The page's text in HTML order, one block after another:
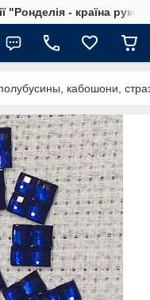
"Ронделія - країна
кабошони,